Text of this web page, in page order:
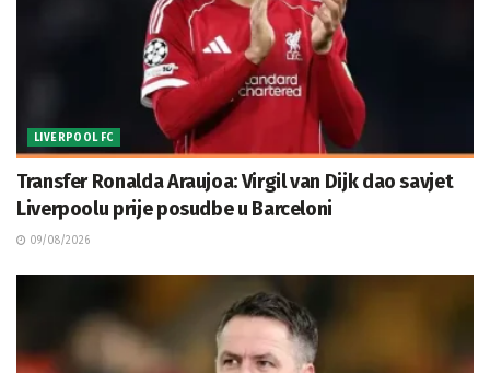
LIVERPOOL FC
Transfer Ronalda Araujoa: Virgil van Dijk dao savjet
Liverpoolu prije posudbe u Barceloni
09/08/2026